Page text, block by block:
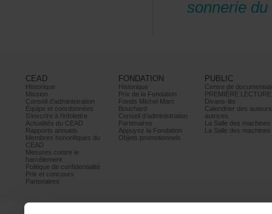
CEAD
Historique
Mission
Conseild’administration
Équipeetcoordonnées
S’inscrireàl’infolettre
ActualitésduCEAD
Rapportsannuels
Membreshonorifiquesdu
CEAD
Mesurescontrele
harcèlement
Politiquedeconfidentialité
Prixetconcours
Partenaires
FONDATION
Historique
PrixdelaFondation
FondsMichelMarc
Bouchard
Conseild’administration
Partenaires
AppuyezlaFondation
Objetspromotionnels
PUBLIC
PREMIÈRELECTURE
Divans-lits
autrices